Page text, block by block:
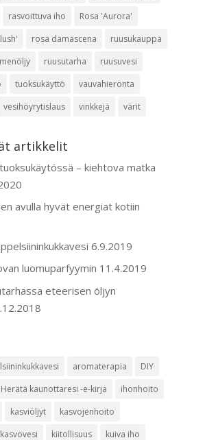
rasvoittuva iho
Rosa 'Aurora'
rosa damascena
ruusukauppa
ruusutarha
ruusuvesi
tuoksukäyttö
vauvahieronta
vesihöyrytislaus vinkkejä värit
artikkelit
– kiehtova matka
avulla hyvät energiat kotiin
6.9.2019
luomuparfyymin 11.4.2019
eteerisen öljyn
aromaterapia
DIY
Herätä kaunottaresi -e-kirja
ihonhoito
kasviöljyt
kasvojenhoito
kasvovesi kiitollisuus kuiva iho